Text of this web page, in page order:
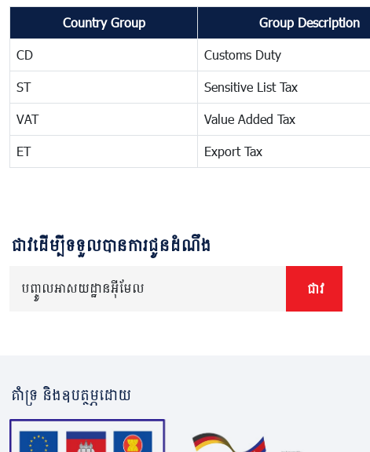
Country Group Group Description
CD Customs Duty
ST Sensitive List Tax
VAT Value Added Tax
ET Export Tax
ជាវដើម្បីទទួលបានការជូនដំណឹង
បញ្ចូលអាសយដ្ឋានអ៊ីមែល ជាវ
គាំទ្រ និងឧបត្ថម្ភដោយ